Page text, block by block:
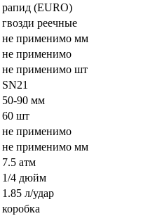
рапид (EURO)
гвозди реечные
не применимо мм
не применимо
не применимо шт
SN21
50-90 мм
60 шт
не применимо
не применимо мм
7.5 атм
1/4 дюйм
1.85 л/удар
коробка